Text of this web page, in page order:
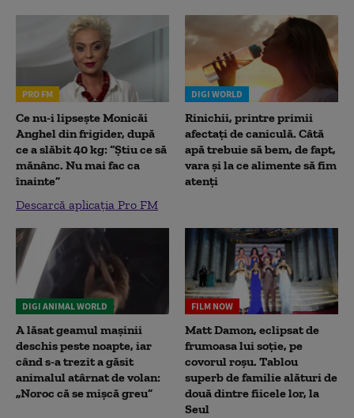
PRO FM
Ce nu-i lipsește Monicăi
Anghel din frigider, după
ce a slăbit 40 kg: “Știu ce să
mănânc. Nu mai fac ca
înainte”
Descarcă aplicația Pro FM
DIGI WORLD
Rinichii, printre primii
afectați de caniculă. Câtă
apă trebuie să bem, de fapt,
vara și la ce alimente să fim
atenți
DIGI ANIMAL WORLD
A lăsat geamul mașinii
deschis peste noapte, iar
când s-a trezit a găsit
animalul atârnat de volan:
„Noroc că se mișcă greu”
FILM NOW
Matt Damon, eclipsat de
frumoasa lui soție, pe
covorul roșu. Tablou
superb de familie alături de
două dintre fiicele lor, la
Seul